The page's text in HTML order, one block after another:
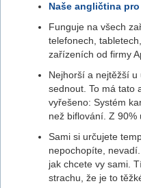
Naše angličtina
Funguje na všech
telefonech,
zařízeních od firmy
Nejhorší a nejtěžší
sednout. To má tato
vyřešeno: Systém
než biflování. Z 90%
Sami si určujete
nepochopíte,
jak chcete vy sami.
strachu, že je to